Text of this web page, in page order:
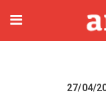
27/04/